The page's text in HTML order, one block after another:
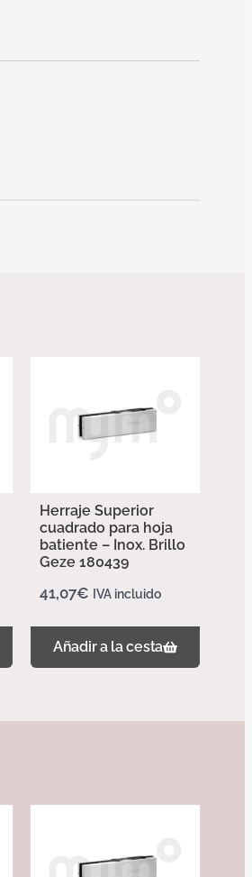
Herraje Superior
cuadrado para hoja
batiente – Inox. Brillo
Geze 180439
41,07€ IVA incluido
Añadir a la cesta